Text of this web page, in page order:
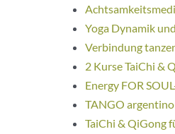
Yoga Dynamik
Verbindung
2 Kurse TaiChi &
Energy FOR
TANGO
TaiChi & QiGong